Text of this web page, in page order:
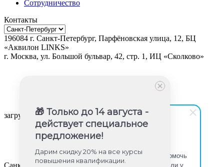
Здравствуйте! Готова помочь
вам. Напишите мне, если у
Сотрудничество
Контакты
196084 г. Санкт-Петербург, Парфёновская улица, 12, БЦ
«Аквилон LINKS»
г. Москва, ул. Большой бульвар, 42, стр. 1, ИЦ «Сколково»
загрузка карты...🎁 Только до 14 августа -
действует специальное
предложение!
Дарим скидку 20% на все курсы
повышения квалификации.